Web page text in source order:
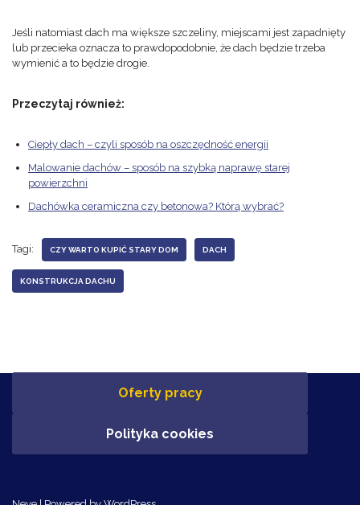
Jeśli natomiast dach ma większe szczeliny, miejscami jest zapadnięty
lub przecieka oznacza to prawdopodobnie, że dach będzie trzeba
wymienić a to będzie drogie.
Przeczytaj również:
Ciepły dach – czyli sposób na oszczędność energii
Malowanie dachów – sposób na szybką naprawę starej
powierzchni
Dachówka ceramiczna czy betonowa? Którą wybrać?
Tagi: CZY WARTO KUPIĆ STARY DOM DACH
KONSTRUKCJA DACHU
Oferty pracy
Polityka cookies